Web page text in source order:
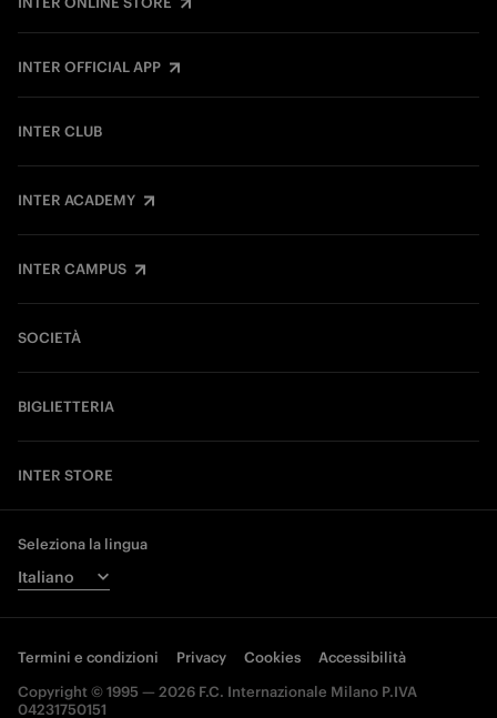
INTER OFFICIAL APP
INTER CLUB
INTER ACADEMY
INTER CAMPUS
SOCIETÀ
BIGLIETTERIA
INTER STORE
Seleziona la lingua
Termini e condizioni Privacy Cookies
Accessibilità
Copyright © 1995 — 2026 F.C. Internazionale Milano P.IVA
04231750151